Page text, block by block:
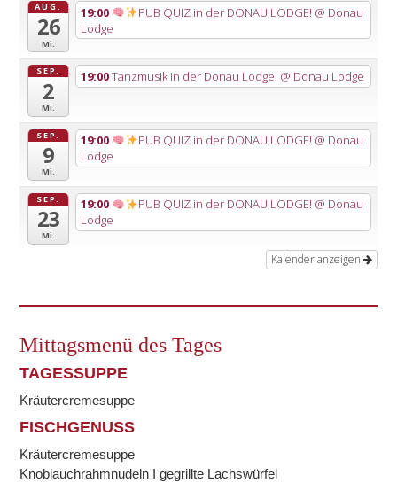
AUG.
26
Mi.
19:00 PUB QUIZ in der DONAU LODGE! @ Donau
Lodge
SEP.
2
Mi.
19:00Tanzmusik in der Donau Lodge! @ Donau Lodge
SEP.
9
Mi.
19:00 PUB QUIZ in der DONAU LODGE! @ Donau
Lodge
SEP.
23
Mi.
19:00 PUB QUIZ in der DONAU LODGE! @ Donau
Lodge
Kalender anzeigen
Mittagsmenü des Tages
TAGESSUPPE
Kräutercremesuppe
FISCHGENUSS
Kräutercremesuppe
Knoblauchrahmnudeln I gegrillte Lachswürfel